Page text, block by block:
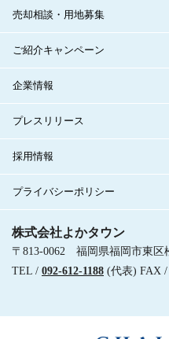
売却相談・用地募集
ご紹介キャンペーン
企業情報
プレスリリース
採用情報
プライバシーポリシー
株式会社よかタウン
〒813-0062 福岡県福岡市東区
TEL / 092-612-1188 (代表) FAX /